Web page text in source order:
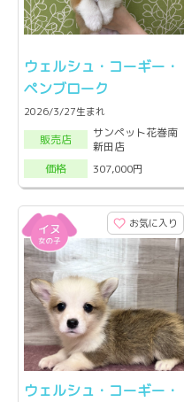
ウェルシュ・コーギー・
ペンブローク
2026/3/27生まれ
販売店
サンペット花巻南
新田店
価格
307,000円
お気に入り
ウェルシュ・コーギー・